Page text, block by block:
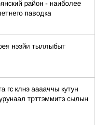
район - наиболее
паводка
нээйи тыллыбыт
гс клнэ ааааччы кутун
трттэммитэ сылын